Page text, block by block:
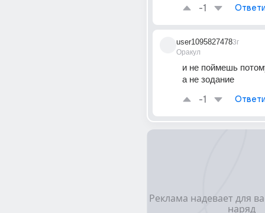
-1
user1095827478
Оракул
3г
и не поймешь
а не зодание
-1